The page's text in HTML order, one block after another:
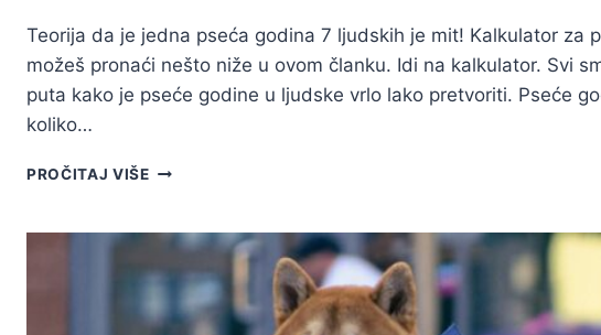
Teorija da je jedna pseća godina 7 ljudskih je mit! Kalkulator za
možeš pronaći nešto niže u ovom članku. Idi na kalkulator. Svi
puta kako je pseće godine u ljudske vrlo lako pretvoriti. Pseće
koliko…
PROČITAJ VIŠEKALKULATOR
IZRAČUNAJ
TVOJ
IMA